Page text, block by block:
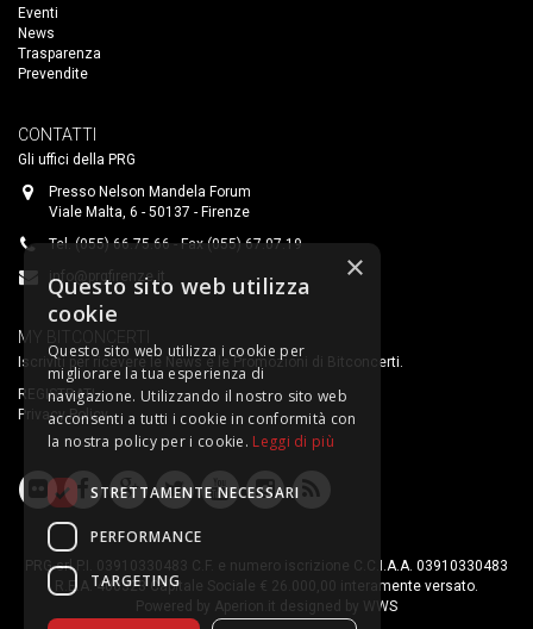
Eventi
News
Trasparenza
Prevendite
CONTATTI
Gli uffici della PRG
Presso Nelson Mandela Forum
Viale Malta, 6 - 50137 - Firenze
Tel. (055) 66.75.66 - Fax (055) 67.07.19
info@prgfirenze.it
MY BITCONCERTI
Iscriviti per ricevere le News e le Promozioni di Bitconcerti.
REGISTRATI
Privacy Policy
PRG srl P.I. 03910330483 C.F. e numero iscrizione C.C.I.A.A. 03910330483
R.E.A. 400323 Capitale Sociale € 26.000,00 interamente versato.
Powered by Aperion.it designed by WWS
×
Questo sito web utilizza
cookie
Questo sito web utilizza i cookie per
migliorare la tua esperienza di
navigazione. Utilizzando il nostro sito web
acconsenti a tutti i cookie in conformità con
la nostra policy per i cookie. Leggi di più
STRETTAMENTE NECESSARI
PERFORMANCE
TARGETING